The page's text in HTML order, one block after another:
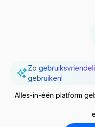
Zo
gebruiken!
Alles-in-één platform